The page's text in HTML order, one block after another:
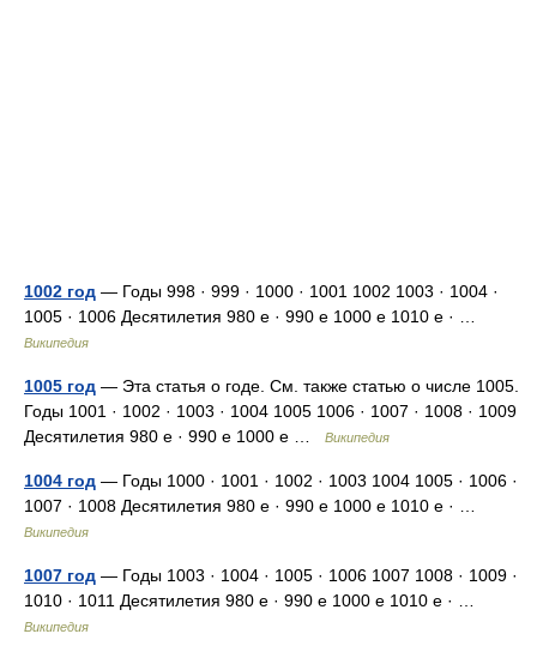
1002 год — Годы 998 · 999 · 1000 · 1001 1002 1003 · 1004 ·
1005 · 1006 Десятилетия 980 е · 990 е 1000 е 1010 е · …
Википедия
1005 год — Эта статья о годе. См. также статью о числе 1005.
Годы 1001 · 1002 · 1003 · 1004 1005 1006 · 1007 · 1008 · 1009
Десятилетия 980 е · 990 е 1000 е …
Википедия
1004 год — Годы 1000 · 1001 · 1002 · 1003 1004 1005 · 1006 ·
1007 · 1008 Десятилетия 980 е · 990 е 1000 е 1010 е · …
Википедия
1007 год — Годы 1003 · 1004 · 1005 · 1006 1007 1008 · 1009 ·
1010 · 1011 Десятилетия 980 е · 990 е 1000 е 1010 е · …
Википедия